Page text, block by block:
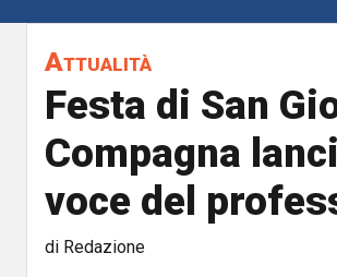
Attualità
Festa di San
Compagna
voce del
di Redazione